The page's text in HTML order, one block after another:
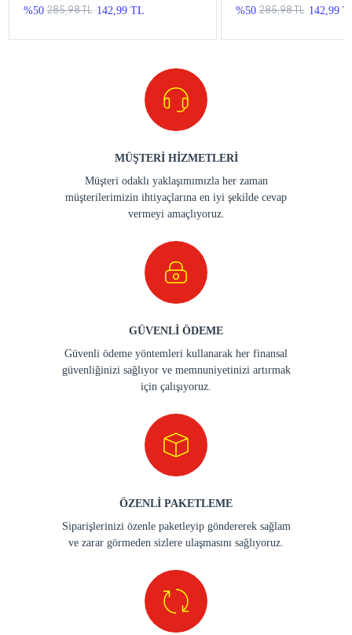
%50 285,98 TL 142,99 TL %50 285,98 TL 142,99
MÜŞTERİ HİZMETLERİ
Müşteri odaklı yaklaşımımızla her zaman
müşterilerimizin ihtiyaçlarına en iyi şekilde cevap
vermeyi amaçlıyoruz.
GÜVENLİ ÖDEME
Güvenli ödeme yöntemleri kullanarak her finansal
güvenliğinizi sağlıyor ve memnuniyetinizi artırmak
için çalışıyoruz.
ÖZENLİ PAKETLEME
Siparişlerinizi özenle paketleyip göndererek sağlam
ve zarar görmeden sizlere ulaşmasını sağlıyoruz.